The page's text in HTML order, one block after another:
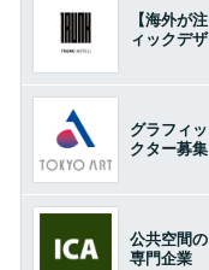
【海外が
ィックデ
グラフィ
クター募集
公共空間
専門企業